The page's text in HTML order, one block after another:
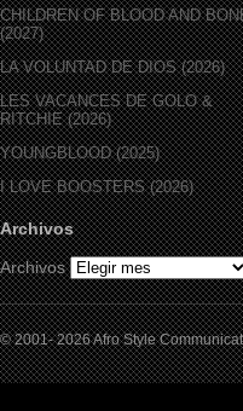
CHILDREN OF BLOOD AND
(2027)
LA VOLUNTAD DE DIOS (2026)
LES VACANCES DE GOLO &
RITCHIE (2026)
YOUNGBLOOD (2025)
I LOVE BOOSTERS (2026)
Archivos
Archivos
© 2001- 2026 Afro Style